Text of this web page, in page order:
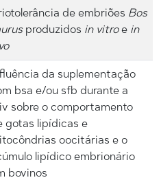
de embriões Bos
produzidos in vitroe in
da suplementação
bsa e/ou sfb durante a
sobre o comportamento
gotas lipídicas e
oocitárias e o
lipídico embrionário
bovinos